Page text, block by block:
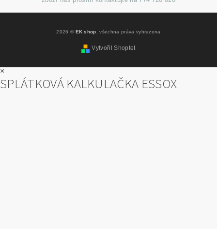
2026 © EK shop , všechna práva vyhrazena
Vytvořil Shoptet
×
SPLÁTKOVÁ KALKULAČKA ESSOX